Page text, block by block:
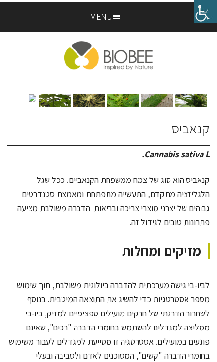
Skip
to
Skip
to
MENU
קנאביס
Cannabis sativa L.
קנאביס הוא סוג של צמח ממשפחת הקנאביים. ככל שגל
הלגליזציה מתקדם, התעשייה מתפתחת ומאמצת סטנדרטים
גבוהים של יצרני מוצרי צריכה ובריאות. הדברה משולבת מציעה
פתרונות טובים לגידול זה.
מזיקים ומחלות
לביו-בי גישה מערכתית להדברה ביולוגית משולבת, תוך שימוש
מספר אסטרטגיות כדי להשיג את התוצאה המיטבית. בנוסף
לשחרור הדרגתי של חרקים מועילים ספציפיים למזיק, ביו-בי
ממליצה למגדלים להשתמש בחומרי הדברה "רכים", שאינם
פוגעים במועילים. אסטרטגיה זו מסייעת למגדלים לעבור משימוש
בחומרי הדברה "קשים", המסוכנים לאדם ולסביבה ובעלי